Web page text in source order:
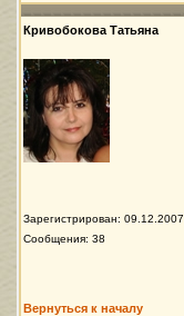
Кривобокова Татьяна
Зарегистрирован: 09.12.2007
Сообщения: 38
Вернуться к началу